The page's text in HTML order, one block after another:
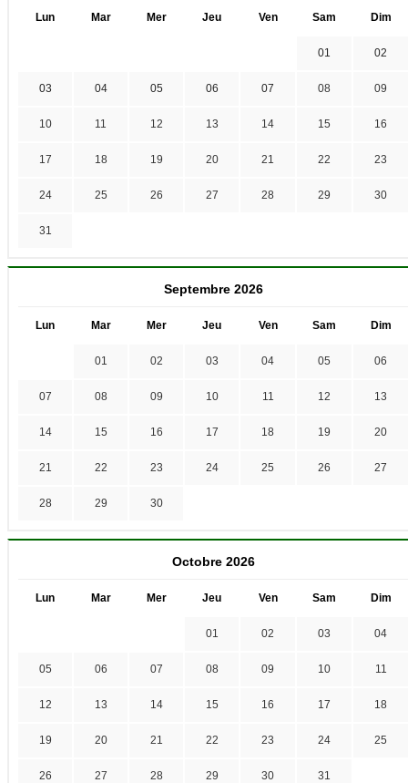
Lun Mar Mer Jeu Ven Sam Dim
01 02
03 04 05 06 07 08 09
10 11 12 13 14 15 16
17 18 19 20 21 22 23
24 25 26 27 28 29 30
31
Septembre 2026
Lun Mar Mer Jeu Ven Sam Dim
01 02 03 04 05 06
07 08 09 10 11 12 13
14 15 16 17 18 19 20
21 22 23 24 25 26 27
28 29 30
Octobre 2026
Lun Mar Mer Jeu Ven Sam Dim
01 02 03 04
05 06 07 08 09 10 11
12 13 14 15 16 17 18
19 20 21 22 23 24 25
26 27 28 29 30 31